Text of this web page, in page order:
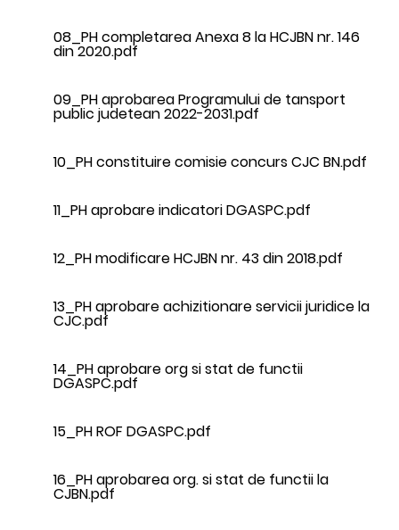
08_PH completarea Anexa 8 la HCJBN nr. 146
din 2020.pdf
09_PH aprobarea Programului de tansport
public judetean 2022-2031.pdf
10_PH constituire comisie concurs CJC BN.pdf
11_PH aprobare indicatori DGASPC.pdf
12_PH modificare HCJBN nr. 43 din 2018.pdf
13_PH aprobare achizitionare servicii juridice la
CJC.pdf
14_PH aprobare org si stat de functii
DGASPC.pdf
15_PH ROF DGASPC.pdf
16_PH aprobarea org. si stat de functii la
CJBN.pdf